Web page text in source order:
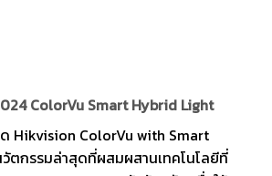
ColorVu Smart Hybrid Light
Hikvision ColorVu with Smart
ตกรรมล่าสุดที่ผสมผสานเทคโนโลยีที่